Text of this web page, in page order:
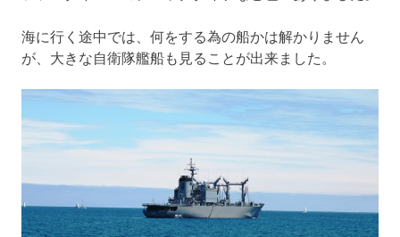
海に行く途中では、何をする為の船かは解かりません
が、大きな自衛隊艦船も見ることが出来ました。